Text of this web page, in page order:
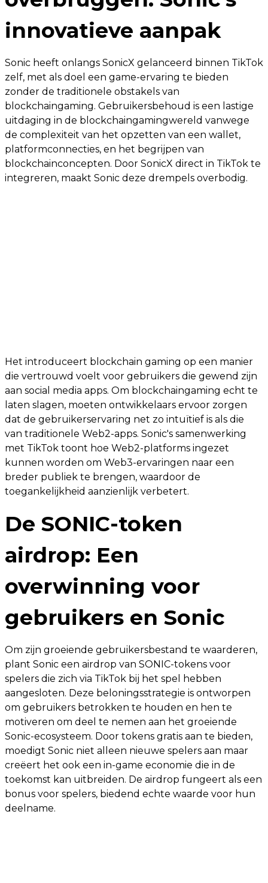
innovatieve aanpak
Sonic heeft onlangs SonicX gelanceerd binnen TikTok
zelf, met als doel een game-ervaring te bieden
zonder de traditionele obstakels van
blockchaingaming. Gebruikersbehoud is een lastige
uitdaging in de blockchaingamingwereld vanwege
de complexiteit van het opzetten van een wallet,
platformconnecties, en het begrijpen van
blockchainconcepten. Door SonicX direct in TikTok te
integreren, maakt Sonic deze drempels overbodig.
Het introduceert blockchain gaming op een manier
die vertrouwd voelt voor gebruikers die gewend zijn
aan social media apps. Om blockchaingaming echt te
laten slagen, moeten ontwikkelaars ervoor zorgen
dat de gebruikerservaring net zo intuïtief is als die
van traditionele Web2-apps. Sonic's samenwerking
met TikTok toont hoe Web2-platforms ingezet
kunnen worden om Web3-ervaringen naar een
breder publiek te brengen, waardoor de
toegankelijkheid aanzienlijk verbetert.
De SONIC-token
airdrop: Een
overwinning voor
gebruikers en Sonic
Om zijn groeiende gebruikersbestand te waarderen,
plant Sonic een airdrop van SONIC-tokens voor
spelers die zich via TikTok bij het spel hebben
aangesloten. Deze beloningsstrategie is ontworpen
om gebruikers betrokken te houden en hen te
motiveren om deel te nemen aan het groeiende
Sonic-ecosysteem. Door tokens gratis aan te bieden,
moedigt Sonic niet alleen nieuwe spelers aan maar
creëert het ook een in-game economie die in de
toekomst kan uitbreiden. De airdrop fungeert als een
bonus voor spelers, biedend echte waarde voor hun
deelname.